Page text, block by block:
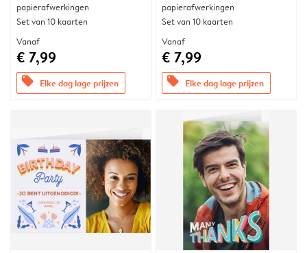
papierafwerkingen
Set van 10 kaarten
Vanaf
€ 7,99
offers Elke dag lage prijzen
papierafwerkingen
Set van 10 kaarten
Vanaf
€ 7,99
offers Elke dag lage prijzen